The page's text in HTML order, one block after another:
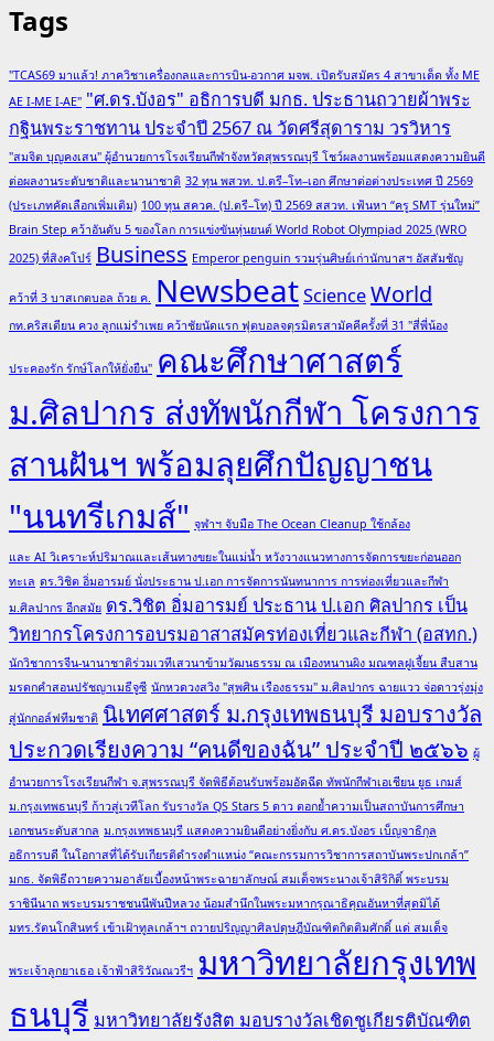
Tags
"TCAS69 มาแล้ว! ภาควิชาเครื่องกลและการบิน-อวกาศ มจพ. เปิดรับสมัคร 4 สาขาเด็ด ทั้ง ME
AE I-ME I-AE" "ศ.ดร.บังอร" อธิการบดี มกธ. ประธานถวายผ้าพระ
กฐินพระราชทาน ประจำปี 2567 ณ วัดศรีสุดาราม วรวิหาร
"สมจิต บุญคงเสน" ผู้อำนวยการโรงเรียนกีฬาจังหวัดสุพรรณบุรี โชว์ผลงานพร้อมแสดงความยินดี
ต่อผลงานระดับชาติและนานาชาติ 32 ทุน พสวท. ป.ตรี–โท–เอก ศึกษาต่อต่างประเทศ ปี 2569
(ประเภทคัดเลือกเพิ่มเติม) 100 ทุน สควค. (ป.ตรี–โท) ปี 2569 สสวท. เฟ้นหา “ครู SMT รุ่นใหม่”
Brain Step คว้าอันดับ 5 ของโลก การแข่งขันหุ่นยนต์ World Robot Olympiad 2025 (WRO
2025) ที่สิงคโปร์ Business Emperor penguin รวมรุ่นศิษย์เก่านักบาสฯ อัสสัมชัญ
คว้าที่ 3 บาสเกตบอล ถ้วย ค. NewsbeatScienceWorld
กท.คริสเตียน ควง ลูกแม่รำเพย คว้าชัยนัดแรก ฟุตบอลจตุรมิตรสามัคคีครั้งที่ 31 "สี่พี่น้อง
ประคองรัก รักษ์โลกให้ยั่งยืน" คณะศึกษาศาสตร์
ม.ศิลปากร ส่งทัพนักกีฬา โครงการ
สานฝันฯ พร้อมลุยศึกปัญญาชน
"นนทรีเกมส์" จุฬาฯ จับมือ The Ocean Cleanup ใช้กล้อง
และ AI วิเคราะห์ปริมาณและเส้นทางขยะในแม่น้ำ หวังวางแนวทางการจัดการขยะก่อนออก
ทะเล ดร.วิชิต อิ่มอารมย์ นั่งประธาน ป.เอก การจัดการนันทนาการ การท่องเที่ยวและกีฬา
ม.ศิลปากร อีกสมัย ดร.วิชิต อิ่มอารมย์ ประธาน ป.เอก ศิลปากร เป็น
วิทยากรโครงการอบรมอาสาสมัครท่องเที่ยวและกีฬา (อสทก.)
นักวิชาการจีน-นานาชาติร่วมเวทีเสวนาข้ามวัฒนธรรม ณ เมืองหนานผิง มณฑลฝูเจี้ยน สืบสาน
มรดกคำสอนปรัชญาเมธีจูซี นักหวดวงสวิง "สุพศิน เรืองธรรม" ม.ศิลปากร ฉายแวว จ่อดาวรุ่งมุ่ง
สู่นักกอล์ฟทีมชาติ นิเทศศาสตร์ ม.กรุงเทพธนบุรี มอบรางวัล
ประกวดเรียงความ “คนดีของฉัน” ประจำปี ๒๕๖๖ ผู้
อำนวยการโรงเรียนกีฬา จ.สุพรรณบุรี จัดพิธีต้อนรับพร้อมอัดฉีด ทัพนักกีฬาเอเชียน ยูธ เกมส์
ม.กรุงเทพธนบุรี ก้าวสู่เวทีโลก รับรางวัล QS Stars 5 ดาว ตอกย้ำความเป็นสถาบันการศึกษา
เอกชนระดับสากล ม.กรุงเทพธนบุรี แสดงความยินดีอย่างยิ่งกับ ศ.ดร.บังอร เบ็ญจาธิกุล
อธิการบดี ในโอกาสที่ได้รับเกียรติดำรงตำแหน่ง “คณะกรรมการวิชาการสถาบันพระปกเกล้า”
มกธ. จัดพิธีถวายความอาลัยเบื้องหน้าพระฉายาลักษณ์ สมเด็จพระนางเจ้าสิริกิติ์ พระบรม
ราชินีนาถ พระบรมราชชนนีพันปีหลวง น้อมสำนึกในพระมหากรุณาธิคุณอันหาที่สุดมิได้
มทร.รัตนโกสินทร์ เข้าเฝ้าทูลเกล้าฯ ถวายปริญญาศิลปดุษฎีบัณฑิตกิตติมศักดิ์ แด่ สมเด็จ
พระเจ้าลูกยาเธอ เจ้าฟ้าสิริวัณณวรีฯ มหาวิทยาลัยกรุงเทพ
ธนบุรี มหาวิทยาลัยรังสิต มอบรางวัลเชิดชูเกียรติบัณฑิต